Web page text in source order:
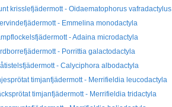
krisslefjädermott - Oidaematophorus vafradactylus
- Emmelina monodactyla
- Adaina microdactyla
- Porrittia galactodactyla
- Calyciphora albodactyla
timjanfjädermott - Merrifieldia leucodactyla
timjanfjädermott - Merrifieldia tridactyla